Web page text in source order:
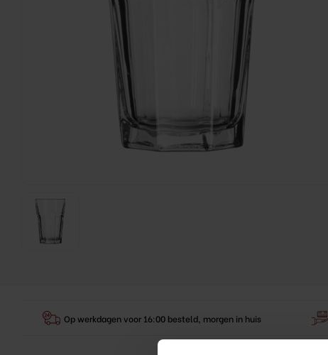
Op werkdagen voor 16:00 besteld, morgen in huis